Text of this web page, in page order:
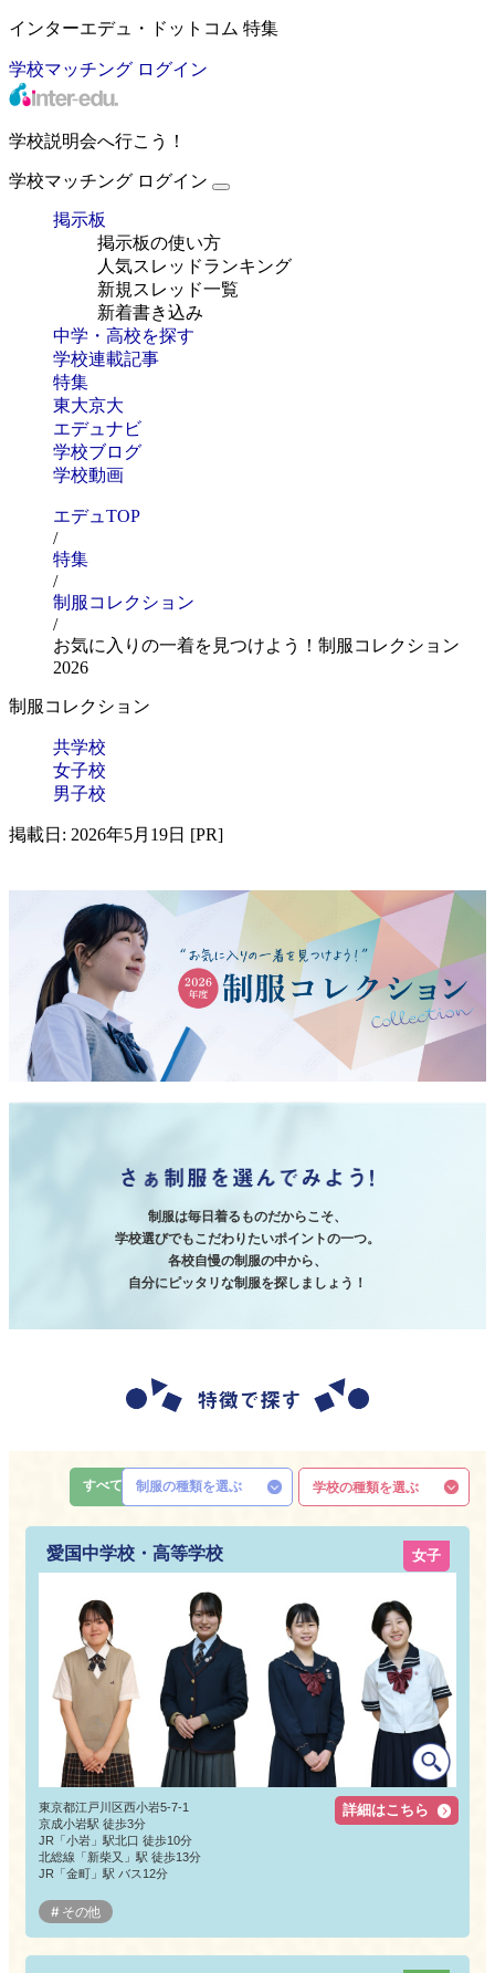
インターエデュ・ドットコム 特集
学校マッチング ログイン
学校説明会へ行こう！
学校マッチング ログイン
掲示板
掲示板の使い方
人気スレッドランキング
新規スレッド一覧
新着書き込み
中学・高校を探す
学校連載記事
特集
東大京大
エデュナビ
学校ブログ
学校動画
エデュTOP
/
特集
/
制服コレクション
/
お気に入りの一着を見つけよう！制服コレクション
2026
制服コレクション
共学校
女子校
男子校
掲載日: 2026年5月19日 [PR]
制服は毎日着るものだからこそ、
学校選びでもこだわりたいポイントの一つ。
各校自慢の制服の中から、
自分にピッタリな制服を探しましょう！
すべて 制服の種類を選ぶ 学校の種類を選ぶ
愛国中学校・高等学校
東京都江戸川区西小岩5-7-1
京成小岩駅 徒歩3分
JR「小岩」駅北口 徒歩10分
北総線「新柴又」駅 徒歩13分
JR「金町」駅 バス12分
その他
女子
詳細はこちら